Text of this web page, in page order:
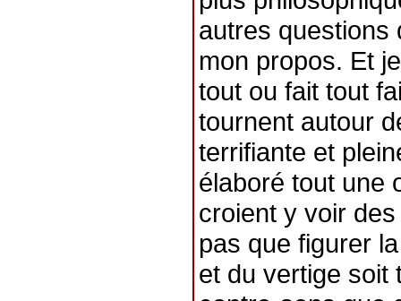
autres questions
mon propos. Et
tout ou fait tout
tournent autour
terrifiante et
élaboré tout une
croient y voir
pas que figurer
et du vertige soit